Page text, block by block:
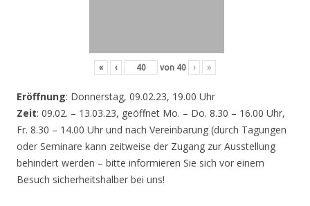
« ‹ von 40 › »
Eröffnung: Donnerstag, 09.02.23, 19.00 Uhr
Zeit: 09.02. – 13.03.23, geöffnet Mo. – Do. 8.30 – 16.00 Uhr,
Fr. 8.30 – 14.00 Uhr und nach Vereinbarung (durch Tagungen
oder Seminare kann zeitweise der Zugang zur Ausstellung
behindert werden – bitte informieren Sie sich vor einem
Besuch sicherheitshalber bei uns!